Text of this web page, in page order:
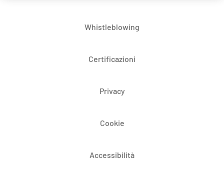
Whistleblowing
Certificazioni
Privacy
Cookie
Accessibilità